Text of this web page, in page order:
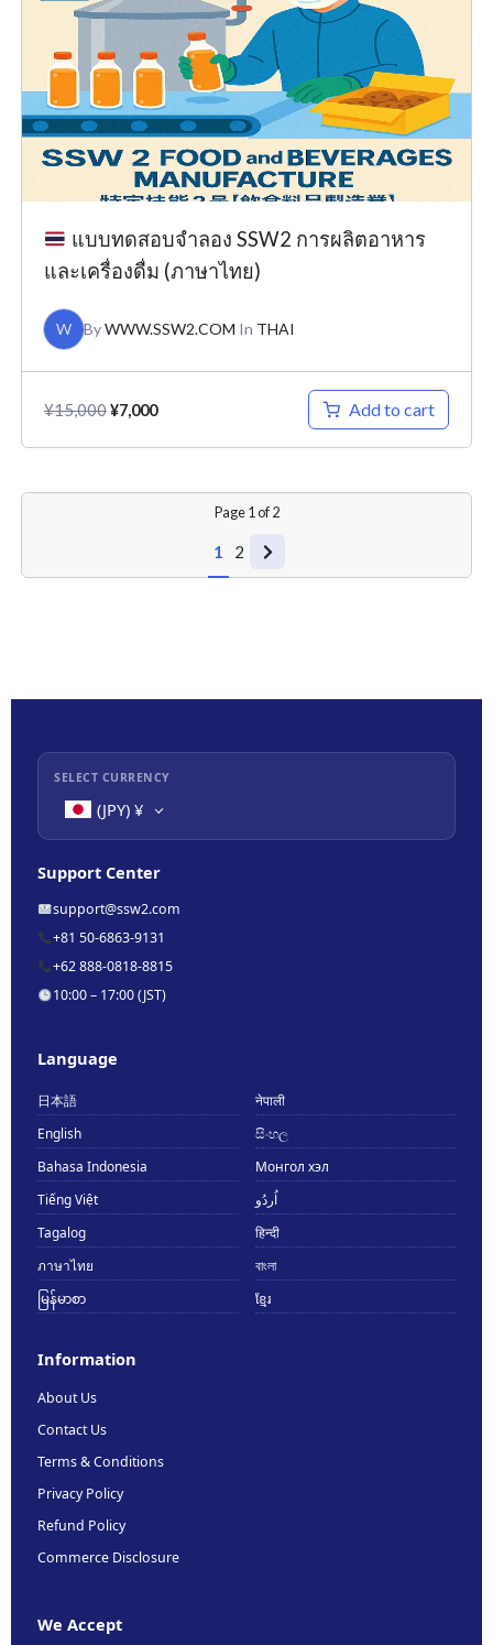
แบบทดสอบจำลอง SSW2 การผลิตอาหาร
และเครื่องดื่ม (ภาษาไทย)
W ByWWW.SSW2.COM In THAI
¥15,000
was:
¥7,000
is:
¥7,000.
Add to cart
Page1 of2
1 2
SELECT CURRENCY
(JPY) ¥
Support Center
support@ssw2.com
+81 50-6863-9131
+62 888-0818-8815
10:00 – 17:00 (JST)
Language
日本語
नेपाली
English
සිංහල
Bahasa Indonesia
Монгол хэл
Tiếng Việt
اُردُو
Tagalog
हिन्दी
ภาษาไทย
বাংলা
မြန်မာစာ
ខ្មែរ
Information
About Us
Contact Us
Terms & Conditions
Privacy Policy
Refund Policy
Commerce Disclosure
We Accept